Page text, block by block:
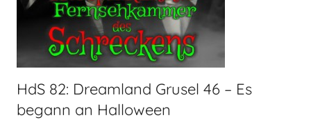
HdS 82: Dreamland Grusel 46 – Es
begann an Halloween